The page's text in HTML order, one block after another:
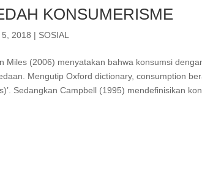
KONSUMERISME
5, 2018 | SOSIAL
Miles (2006) menyatakan bahwa konsumsi
Mengutip Oxford dictionary, consumption
Sedangkan Campbell (1995) mendefinisikan